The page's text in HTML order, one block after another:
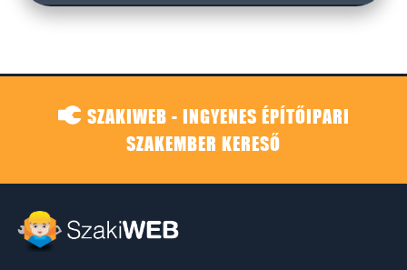
SZAKIWEB - INGYENES ÉPÍTŐIPARI
SZAKEMBER KERESŐ